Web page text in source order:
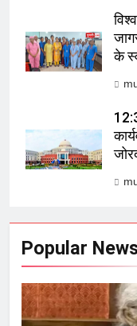
के
Popular